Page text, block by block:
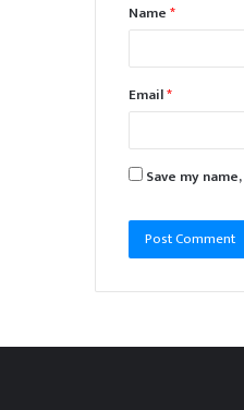
Name*
Email*
Save my